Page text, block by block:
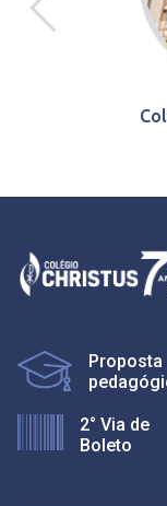
Proposta
2° Via de
Boleto